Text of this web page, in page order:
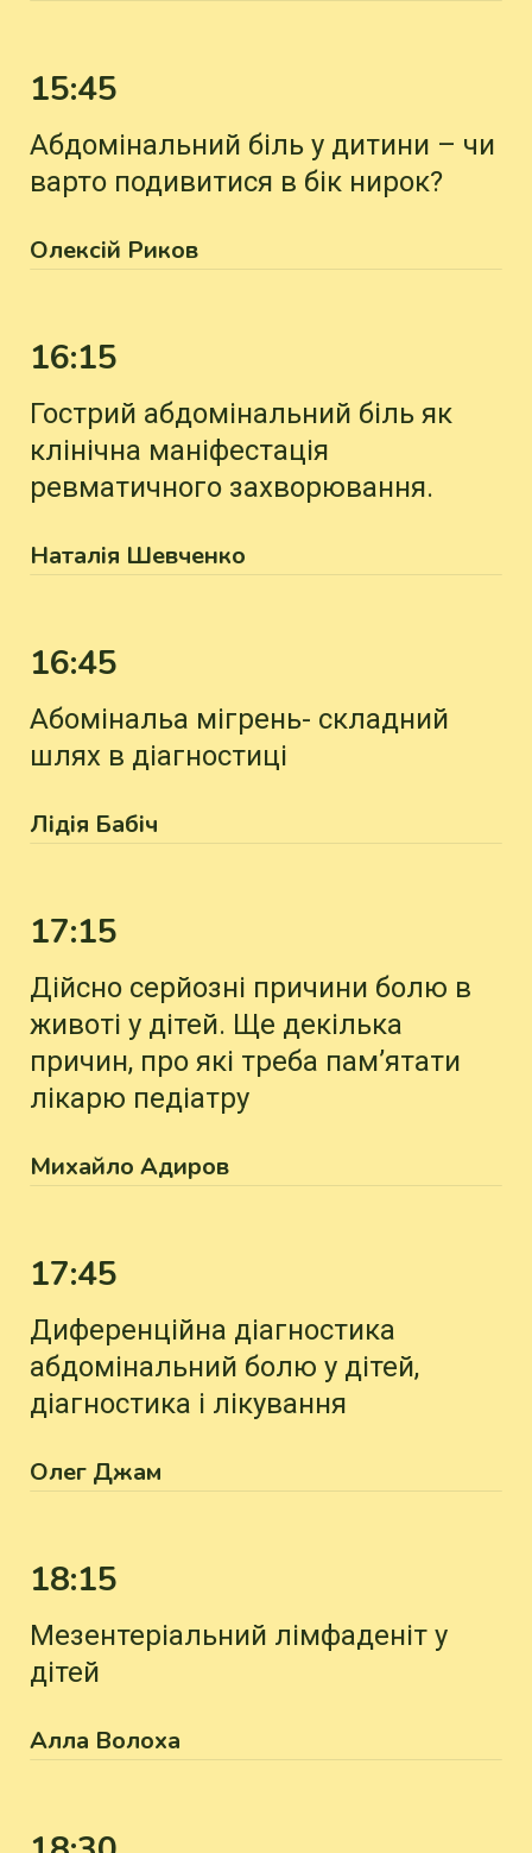
15:45
Абдомінальний біль у дитини – чи
варто подивитися в бік нирок?
Олексій Риков
16:15
Гострий абдомінальний біль як
клінічна маніфестація
ревматичного захворювання.
Наталія Шевченко
16:45
Абомінальа мігрень- складний
шлях в діагностиці
Лідія Бабіч
17:15
Дійсно серйозні причини болю в
животі у дітей. Ще декілька
причин, про які треба пам’ятати
лікарю педіатру
Михайло Адиров
17:45
Диференційна діагностика
абдомінальний болю у дітей,
діагностика і лікування
Олег Джам
18:15
Мезентеріальний лімфаденіт у
дітей
Алла Волоха